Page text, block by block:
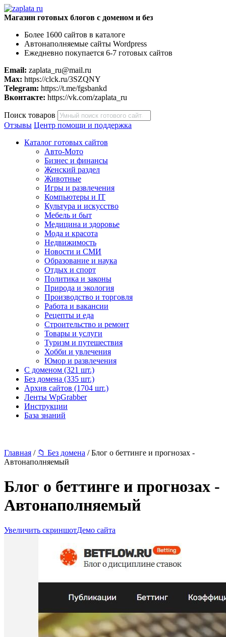
Магазин готовых блогов с доменом и без
Более 1600 сайтов в каталоге
Автонаполняемые сайты Wordpress
Ежедневно покупается 6-7 готовых сайтов
Email: zaplata_ru@mail.ru
Max: https://clck.ru/3SZQNY
Telegram: https://t.me/fgsbankd
Вконтакте: https://vk.com/zaplata_ru
Поиск товаров
Отзывы Центр помощи и поддержка
Каталог готовых сайтов
Авто-Мото
Бизнес и финансы
Женский раздел
Животные
Игры и развлечения
Компьютеры и IT
Культура и искусство
Мебель и быт
Медицина и здоровье
Мода и красота
Недвижимость
Новости и СМИ
Образование и наука
Отдых и спорт
Политика и законы
Природа и экология
Производство и торговля
Работа и вакансии
Рецепты и еда
Строительство и ремонт
Товары и услуги
Туризм и путешествия
Хобби и увлечения
Юмор и развлечения
С доменом (321 шт.)
Без домена (335 шт.)
Архив сайтов (1704 шт.)
Ленты WpGrabber
Инструкции
База знаний
Главная / 📁 Без домена / Блог о беттинге и прогнозах -
Автонаполняемый
Блог о беттинге и прогнозах -
Автонаполняемый
Увеличить скриншотДемо сайта